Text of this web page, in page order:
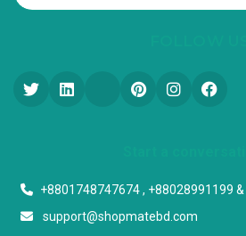
+8801748747674 , +88028991199
support@shopmatebd.com